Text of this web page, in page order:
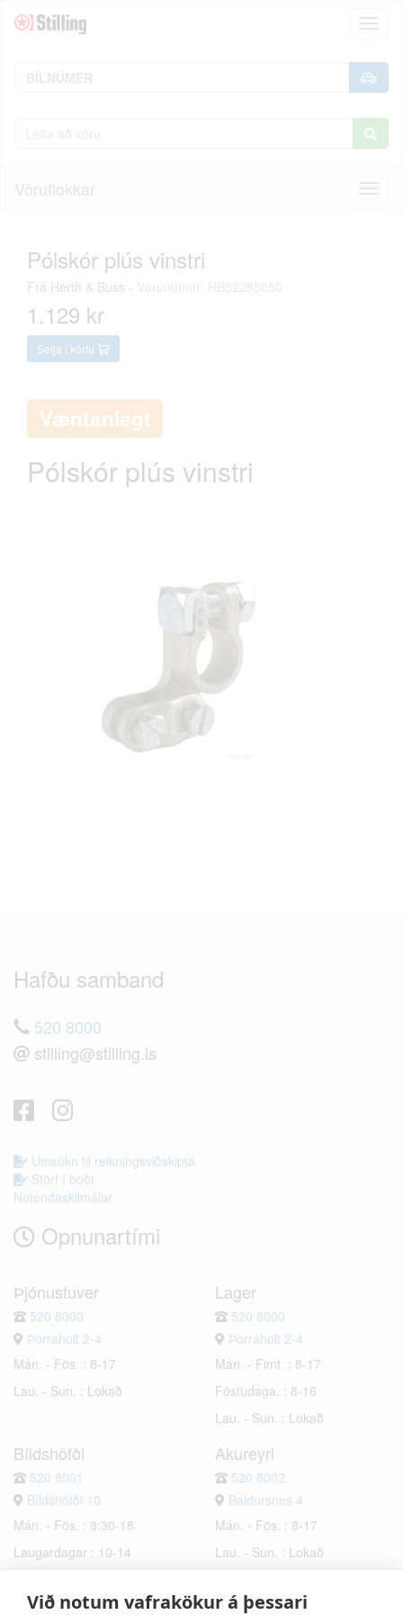
Við notum vafrakökur á þessari
Vöruflokkar
Pólskór plús vinstri
Frá Herth & Buss -
1.129 kr
Setja í körfu
Væntanlegt
Pólskór plús vinstri
Hafðu samband
520 8000
stilling@stilling.is
Umsókn til reikningsviðskipta
Störf í boði
Notendaskilmálar
Opnunartími
Þjónustuver
520 8000
Þorraholt 2-4
Mán. - Fös. : 8-17
Lau. - Sun. : Lokað
Lager
520 8000
Þorraholt 2-4
Mán. - Fimt. : 8-17
Föstudaga. : 8-16
Lau. - Sun. : Lokað
Bíldshöfði
520 8001
Bíldshöfði 10
Mán. - Fös. : 8:30-18
Laugardagar : 10-14
Akureyri
520 8002
Baldursnes 4
Mán. - Fös. : 8-17
Lau. - Sun. : Lokað